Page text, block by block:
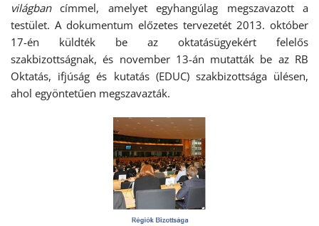
világbancímmel, amelyet egyhangúlag megszavazott a
testület. A dokumentum előzetes tervezetét 2013. október
17-én küldték be az oktatásügyekért felelős
szakbizottságnak, és november 13-án mutatták be az RB
Oktatás, ifjúság és kutatás (EDUC) szakbizottsága ülésen,
ahol egyöntetűen megszavazták.